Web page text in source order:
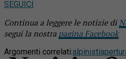
SEGUICI
Continua a leggere le notizie di
segui la nostra pagina Facebook
Argomenti correlati:alpinisti